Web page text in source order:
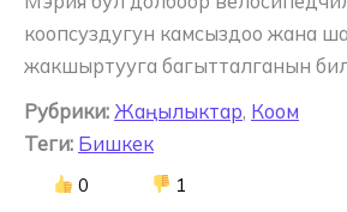
коопсуздугун камсыздоо жана
жакшыртууга багытталганын
Рубрики: Жаңылыктар, Коом
Теги: Бишкек
0 1